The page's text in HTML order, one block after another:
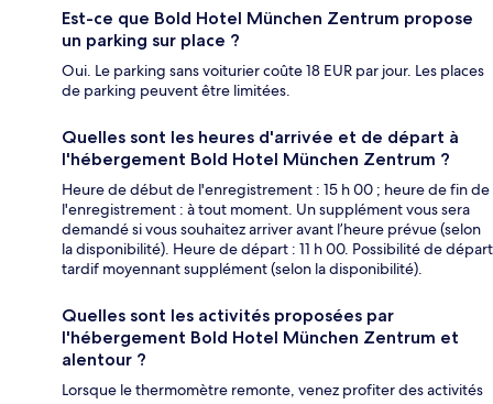
Est-ce que Bold Hotel München Zentrum propose
un parking sur place ?
Oui. Le parking sans voiturier coûte 18 EUR par jour. Les places
de parking peuvent être limitées.
Quelles sont les heures d'arrivée et de départ à
l'hébergement Bold Hotel München Zentrum ?
Heure de début de l'enregistrement : 15 h 00 ; heure de fin de
l'enregistrement : à tout moment. Un supplément vous sera
demandé si vous souhaitez arriver avant l’heure prévue (selon
la disponibilité). Heure de départ : 11 h 00. Possibilité de départ
tardif moyennant supplément (selon la disponibilité).
Quelles sont les activités proposées par
l'hébergement Bold Hotel München Zentrum et
alentour ?
Lorsque le thermomètre remonte, venez profiter des activités